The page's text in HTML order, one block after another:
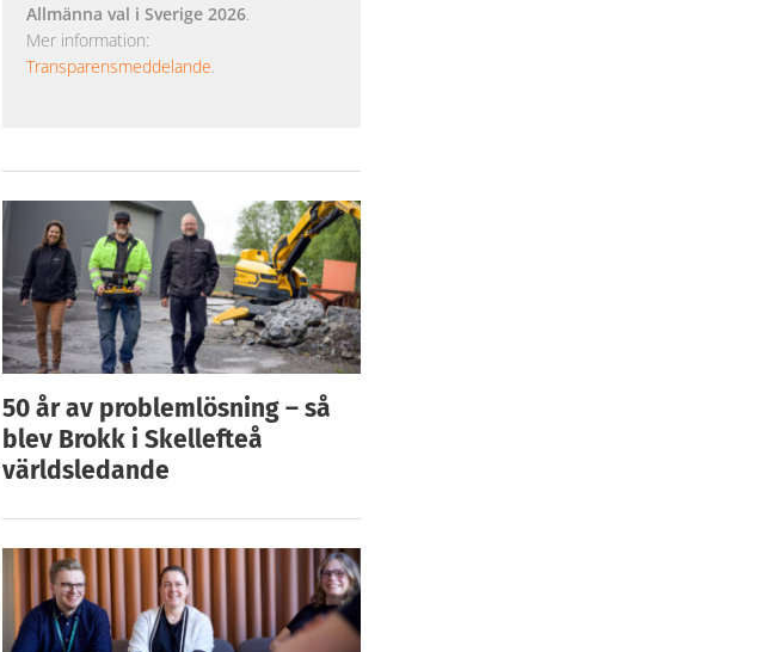
Allmänna val i Sverige 2026.
Mer information:
Transparensmeddelande.
50 år av problemlösning – så
blev Brokk i Skellefteå
världsledande